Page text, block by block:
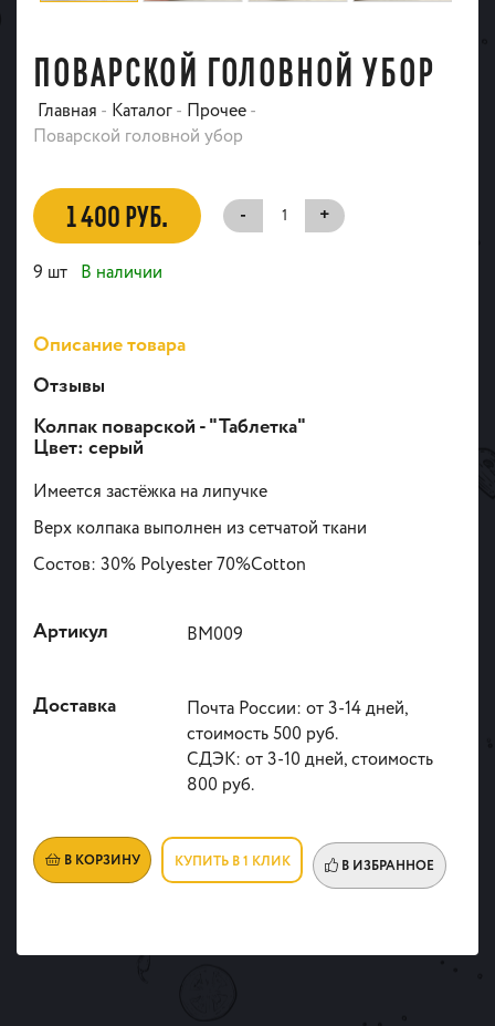
ПОВАРСКОЙ ГОЛОВНОЙ УБОР
Главная - Каталог- Прочее-
Поварской головной убор
1 400 РУБ. - +
9 шт В наличии
Описание товара
Отзывы
Колпак поварской - "Таблетка"
Цвет: серый
Имеется застёжка на липучке
Верх колпака выполнен из сетчатой ткани
Состов: 30% Polyester 70%Cotton
Артикул ВМ009
Доставка
Почта России: от 3-14 дней,
стоимость 500 руб.
СДЭК: от 3-10 дней, стоимость
800 руб.
В КОРЗИНУ КУПИТЬ В 1 КЛИК В ИЗБРАННОЕ